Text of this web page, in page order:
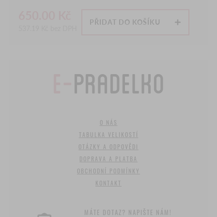
PŘIDAT DO KOŠÍKU
O NÁS
TABULKA VELIKOSTÍ
OTÁZKY A ODPOVĚDI
DOPRAVA A PLATBA
OBCHODNÍ PODMÍNKY
KONTAKT
MÁTE DOTAZ? NAPIŠTE NÁM!